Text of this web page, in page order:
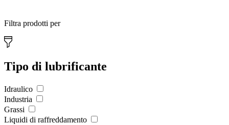
Filtra prodotti per
Tipo di lubrificante
Idraulico
Industria
Grassi
Liquidi di raffreddamento